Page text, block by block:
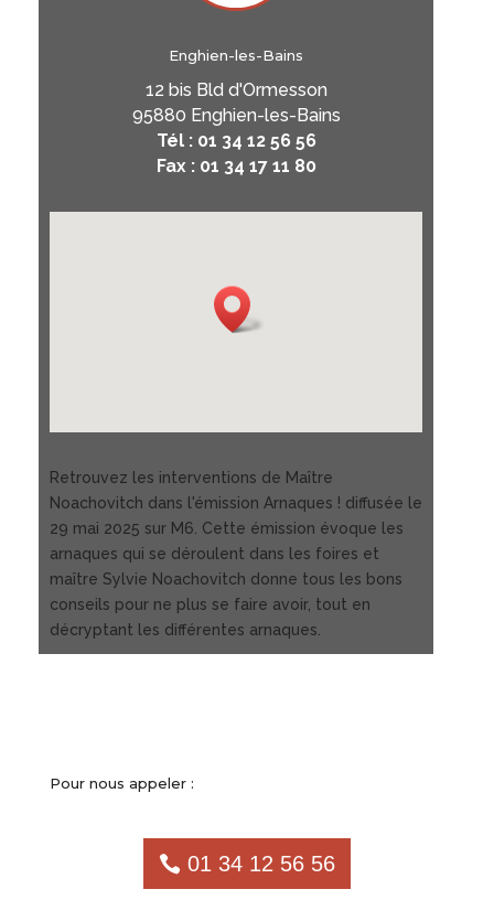
Enghien-les-Bains
12 bis Bld d'Ormesson
95880 Enghien-les-Bains
Tél : 01 34 12 56 56
Fax : 01 34 17 11 80
Retrouvez les interventions de Maître
Noachovitch dans l'émission Arnaques ! diffusée le
29 mai 2025 sur M6. Cette émission évoque les
arnaques qui se déroulent dans les foires et
maître Sylvie Noachovitch donne tous les bons
conseils pour ne plus se faire avoir, tout en
décryptant les différentes arnaques.
Pour nous appeler :
01 34 12 56 56